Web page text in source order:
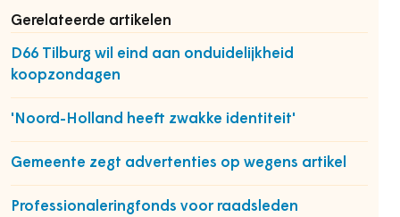
Gerelateerde artikelen
D66 Tilburg wil eind aan onduidelijkheid
koopzondagen
'Noord-Holland heeft zwakke identiteit'
Gemeente zegt advertenties op wegens artikel
Professionaleringfonds voor raadsleden